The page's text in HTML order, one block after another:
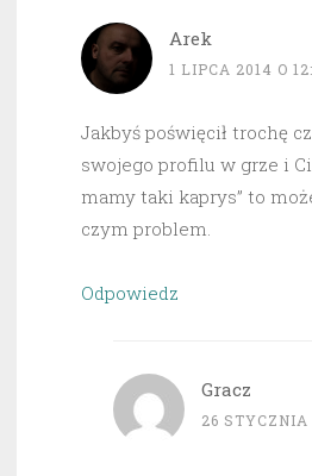
Arek
1 LIPCA 2014 O
Jakbyś poświęcił trochę
swojego profilu w grze i
mamy taki kaprys” to
czym problem.
Odpowiedz
Gracz
26 STYCZNIA